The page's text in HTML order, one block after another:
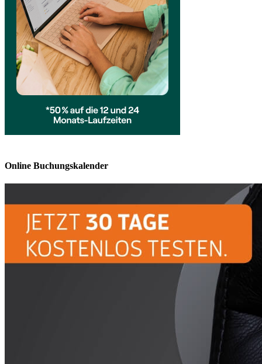
Online Buchungskalender